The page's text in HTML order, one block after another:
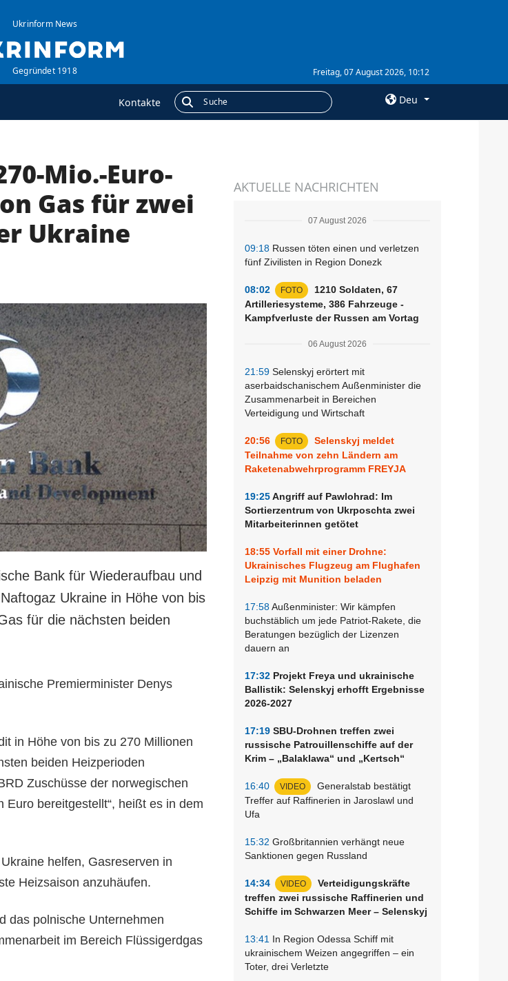
Ukrinform News
Gegründet 1918 Freitag, 07 August 2026, 10:12
Kontakte Deu
ZUSÄTZLICH
Veröffentlichungen
Interview
Fotos
Abonnement
AKTUELLE NACHRICHTEN
07 August 2026
09:18 Russen töten einen und verletzen
fünf Zivilisten in Region Donezk
08:02 FOTO
1210 Soldaten, 67
Artilleriesysteme, 386 Fahrzeuge -
Kampfverluste der Russen am Vortag
06 August 2026
21:59 Selenskyj erörtert mit
aserbaidschanischem Außenminister die
Zusammenarbeit in Bereichen
Verteidigung und Wirtschaft
20:56 FOTO
Selenskyj meldet
Teilnahme von zehn Ländern am
Raketenabwehrprogramm FREYJA
19:25Angriff auf Pawlohrad: Im
Sortierzentrum von Ukrposchta zwei
Mitarbeiterinnen getötet
18:55 Vorfall mit einer Drohne:
Ukrainisches Flugzeug am Flughafen
Leipzig mit Munition beladen
17:58Außenminister: Wir kämpfen
buchstäblich um jede Patriot-Rakete, die
Beratungen bezüglich der Lizenzen
dauern an
17:32 Projekt Freya und ukrainische
Ballistik: Selenskyj erhofft Ergebnisse
2026-2027
17:19 SBU-Drohnen treffen zwei
russische Patrouillenschiffe auf der
Krim – „Balaklawa“ und „Kertsch“
16:40 VIDEO
Generalstab bestätigt
Treffer auf Raffinerien in Jaroslawl und
Ufa
15:32 Großbritannien verhängt neue
Sanktionen gegen Russland
14:34 VIDEO
Verteidigungskräfte
treffen zwei russische Raffinerien und
Schiffe im Schwarzen Meer – Selenskyj
13:41 In Region Odessa Schiff mit
ukrainischem Weizen angegriffen – ein
Toter, drei Verletzte
Mio.-Euro-
Gas für zwei
Ukraine
Bank für Wiederaufbau und
Ukraine in Höhe von bis
für die nächsten beiden
Premierminister Denys
in Höhe von bis zu 270 Millionen
beiden Heizperioden
Zuschüsse der norwegischen
bereitgestellt“, heißt es in dem
helfen, Gasreserven in
Heizsaison anzuhäufen.
das polnische Unternehmen
im Bereich Flüssigerdgas